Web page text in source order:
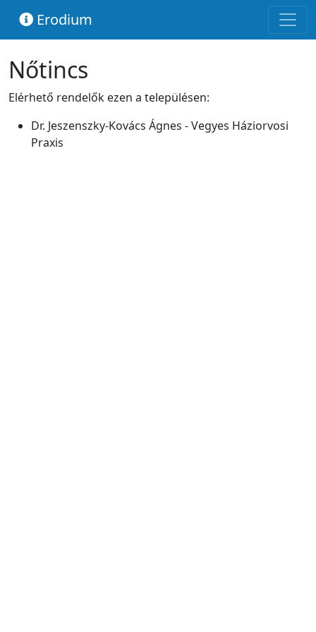
Erodium
Nőtincs
Elérhető rendelők ezen a településen:
Dr. Jeszenszky-Kovács Ágnes - Vegyes Háziorvosi
Praxis